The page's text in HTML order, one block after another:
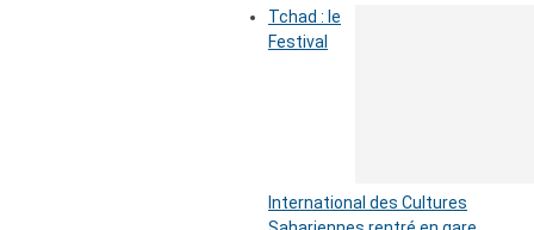
Tchad : le
Festival
International des Cultures